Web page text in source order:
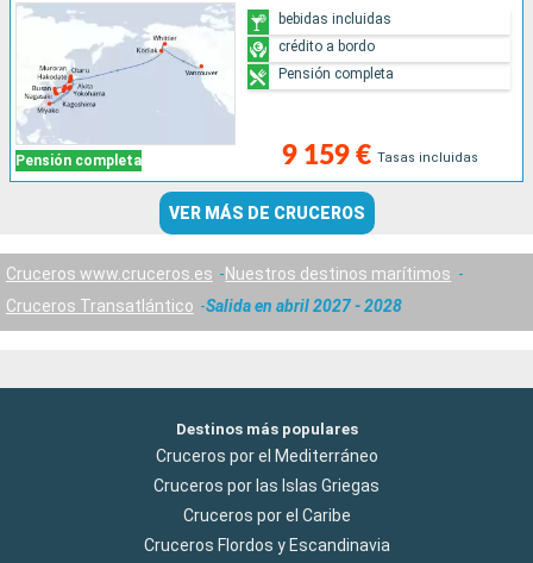
Pensión completa 9 159 € Tasas incluidas
bebidas incluidas
crédito a bordo
Pensión completa
VER MÁS DE CRUCEROS
Cruceros www.cruceros.es
Nuestros destinos marítimos
Cruceros Transatlántico
Salida en abril 2027 - 2028
Destinos más populares
Cruceros por el Mediterráneo
Cruceros por las Islas Griegas
Cruceros por el Caribe
Cruceros Flordos y Escandinavia